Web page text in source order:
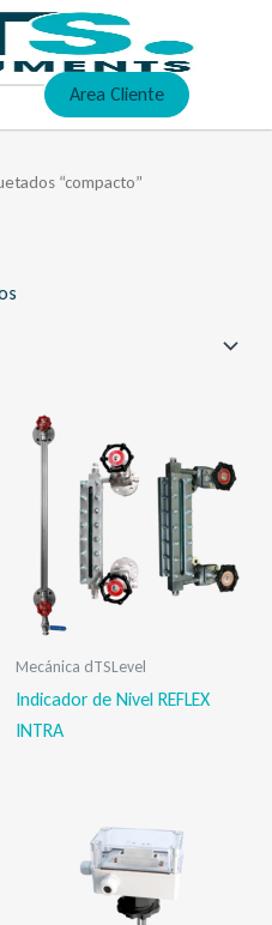
Area Cliente
“compacto”
Mecánica dTSLevel
Indicador de Nivel REFLEX
INTRA